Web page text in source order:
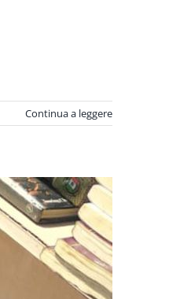
Continua a leggere